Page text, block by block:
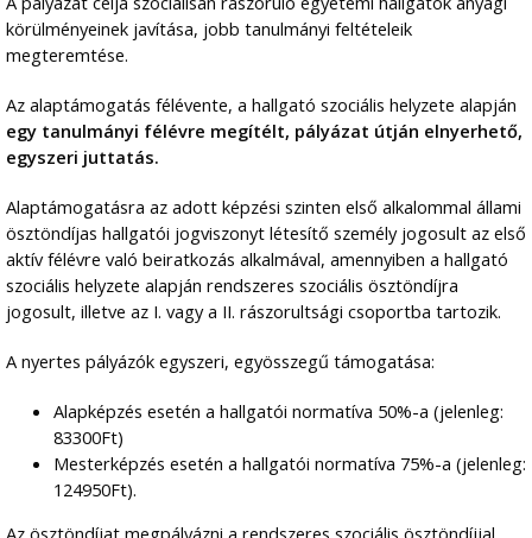
körülményeinek javítása, jobb tanulmányi feltételeik
megteremtése.
Az alaptámogatás félévente, a hallgató szociális helyzete alapján
egy tanulmányi félévre megítélt, pályázat útján elnyerhető,
egyszeri juttatás.
Alaptámogatásra az adott képzési szinten első alkalommal állami
ösztöndíjas hallgatói jogviszonyt létesítő személy jogosult az első
aktív félévre való beiratkozás alkalmával, amennyiben a hallgató
szociális helyzete alapján rendszeres szociális ösztöndíjra
jogosult, illetve az I. vagy a II. rászorultsági csoportba tartozik.
A nyertes pályázók egyszeri, egyösszegű támogatása:
Alapképzés esetén a hallgatói normatíva 50%-a (jelenleg:
83300Ft)
Mesterképzés esetén a hallgatói normatíva 75%-a (jelenleg:
124950Ft).
Az ösztöndíjat megpályázni a rendszeres szociális ösztöndíjjal